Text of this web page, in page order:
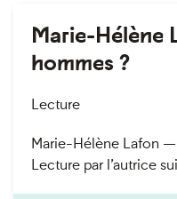
Marie-Hélène
hommes ?
Lecture
Marie-Hélène Lafon
Lecture par l’autrice